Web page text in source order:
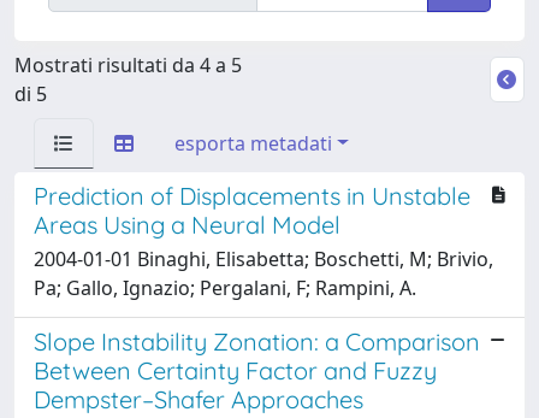
Mostrati risultati da 4 a 5
di 5
esporta metadati
Prediction of Displacements in Unstable
Areas Using a Neural Model
2004-01-01 Binaghi, Elisabetta; Boschetti, M; Brivio,
Pa; Gallo, Ignazio; Pergalani, F; Rampini, A.
Slope Instability Zonation: a Comparison
Between Certainty Factor and Fuzzy
Dempster–Shafer Approaches